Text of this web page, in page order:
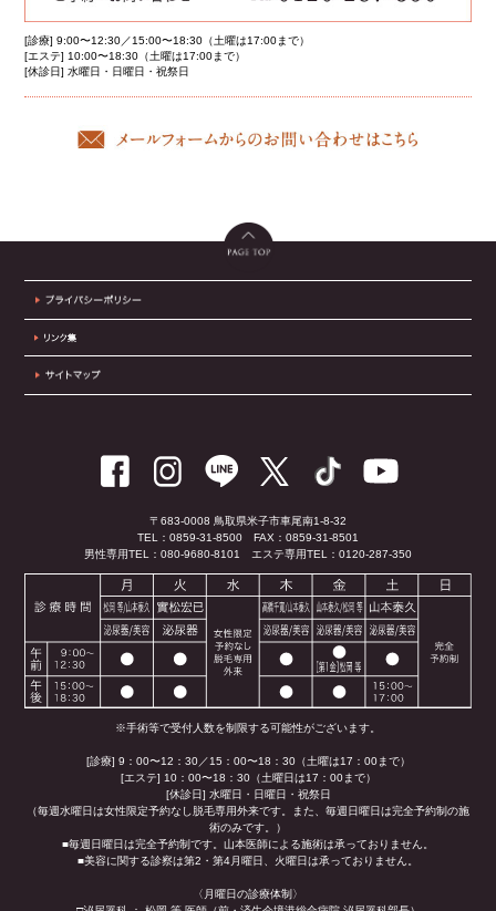
[診療] 9:00〜12:30／15:00〜18:30（土曜は17:00まで）
[エステ] 10:00〜18:30（土曜は17:00まで）
[休診日] 水曜日・日曜日・祝祭日
〒683-0008 鳥取県米子市車尾南1-8-32
TEL：0859-31-8500 FAX：0859-31-8501
男性専用TEL：080-9680-8101
エステ専用TEL：0120-287-350
※手術等で受付人数を制限する可能性がございます。
[診療] 9：00〜12：30／15：00〜18：30（土曜は17：00まで）
[エステ] 10：00〜18：30（土曜日は17：00まで）
[休診日] 水曜日・日曜日・祝祭日
（毎週水曜日は女性限定予約なし脱毛専用外来です。また、毎週日曜日は完全予約制の施
術のみです。）
■毎週日曜日は完全予約制です。山本医師による施術は承っておりません。
■美容に関する診察は第2・第4月曜日、火曜日は承っておりません。
〈月曜日の診療体制〉